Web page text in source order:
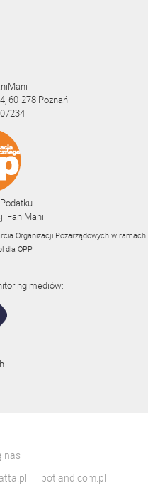
60-278 Poznań
FaniMani
Organizacji Pozarządowych w ramach
dla OPP
mediów:
nas
botland.com.pl